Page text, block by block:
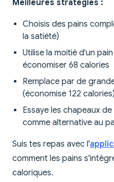
Meilleures stratégies :
Choisis des pains
la satiété)
Utilise la moitié d'un
économiser 68 calories
Remplace par de
(économise 122 calories)
Essaye les chapeaux
comme alternative au
Suis tes repas avec l'
comment les pains
caloriques.